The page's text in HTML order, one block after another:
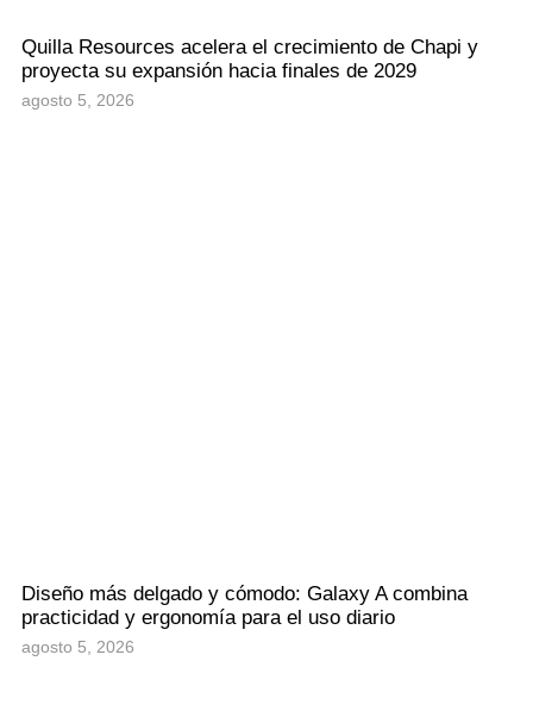
Quilla Resources acelera el crecimiento de Chapi y
proyecta su expansión hacia finales de 2029
agosto 5, 2026
Diseño más delgado y cómodo: Galaxy A combina
practicidad y ergonomía para el uso diario
agosto 5, 2026